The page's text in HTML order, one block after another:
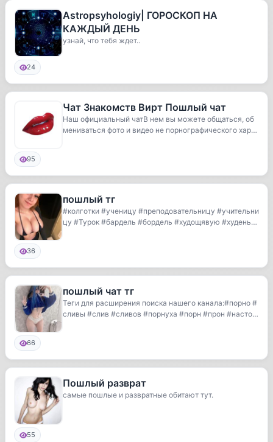
Astropsyhologiy| ГОРОСКОП НА
КАЖДЫЙ ДЕНЬ
узнай, что тебя ждет..
24
Чат Знакомств Вирт Пошлый чат
Наш официальный чатВ нем вы можете общаться, об
мениваться фото и видео не порнографического хара
95
пошлый тг
#колготки #ученицу #преподовательницу #учительни
цу #Турок #бардель #бордель #худощявую #худеньку
36
пошлый чат тг
Теги для расширения поиска нашего канала:#порно #
сливы #слив #сливов #порнуха #порн #прон #насто
66
Пошлый разврат
самые пошлые и развратные обитают тут.
55